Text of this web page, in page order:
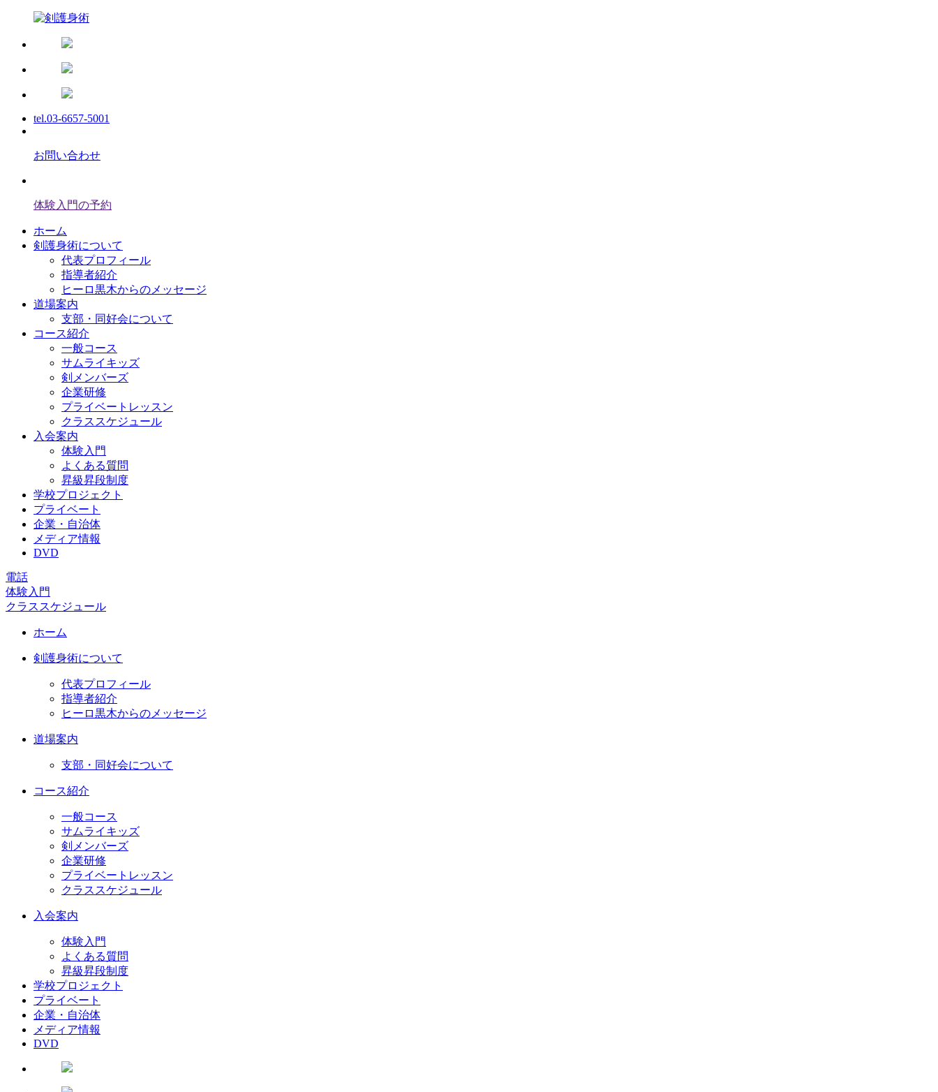
tel.03-6657-5001
お問い合わせ
体験入門の予約
ホーム
剣護身術について
代表プロフィール
指導者紹介
ヒーロ黒木からのメッセージ
道場案内
支部・同好会について
コース紹介
一般コース
サムライキッズ
剣メンバーズ
企業研修
プライベートレッスン
クラススケジュール
入会案内
体験入門
よくある質問
昇級昇段制度
学校プロジェクト
プライベート
企業・自治体
メディア情報
DVD
電話
体験入門
クラススケジュール
ホーム
剣護身術について
代表プロフィール
指導者紹介
ヒーロ黒木からのメッセージ
道場案内
支部・同好会について
コース紹介
一般コース
サムライキッズ
剣メンバーズ
企業研修
プライベートレッスン
クラススケジュール
入会案内
体験入門
よくある質問
昇級昇段制度
学校プロジェクト
プライベート
企業・自治体
メディア情報
DVD